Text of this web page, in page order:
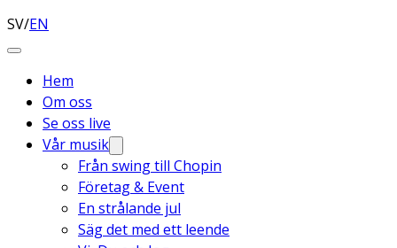
SV/EN
Hem
Om oss
Se oss live
Vår musik
Från swing till Chopin
Företag & Event
En strålande jul
Säg det med ett leende